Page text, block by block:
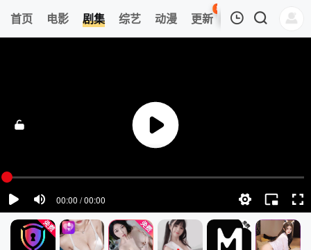
首页 电影 剧集 综艺 动漫 更新
89
热榜 APP
清空